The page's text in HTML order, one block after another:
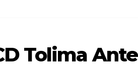
Tolima